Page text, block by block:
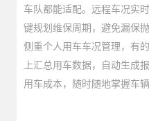
车队都能适配。远程车况实
键规划维保周期，避免漏保
侧重个人用车车况管理，有
上汇总用车数据，自动生成
用车成本，随时随地掌握车辆